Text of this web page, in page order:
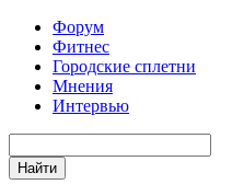
Форум
Фитнес
Городские сплетни
Мнения
Интервью
Найти